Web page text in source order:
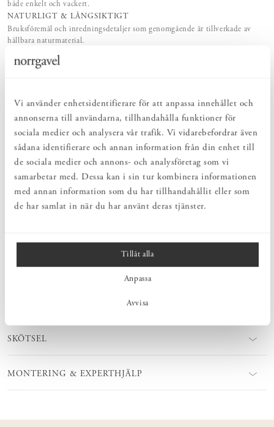
Vi använder enhetsidentifierare för att anpassa innehållet och
annonserna till användarna, tillhandahålla funktioner för
sociala medier och analysera vår trafik. Vi vidarebefordrar även
sådana identifierare och annan information från din enhet till
de sociala medier och annons- och analysföretag som vi
samarbetar med. Dessa kan i sin tur kombinera informationen
med annan information som du har tillhandahållit eller som
de har samlat in när du har använt deras tjänster.
Tillåt alla
Anpassa
Avvisa
både enkelt och vackert.
NATURLIGT & LÅNGSIKTIGT
Bruksföremål och inredningsdetaljer som genomgående är tillverkade av
hållbara naturmaterial.
HARMONISK HELHET
Inredningsdetaljer som kompletterar möblerna och skapar en harmonisk
PRODUKTBESKRIVNING
Kroklist Vertikal är en liten hängare som får plats även om
utrymmet är trångt. En perfekt krok för väskan, jackan,
kökshandduken eller morgonrocken. Detta är en mjukt lekfull och
samtidigt tidlöst formgiven krok som även passar bra på rad jämte
vacker inredningsdetalj som enkelt skapar ordning och reda.
Kroklist Vertikal kan fås i olika träslag. Välj att behålla den
MÅTT
SKÖTSEL
MONTERING & EXPERTHJÄLP